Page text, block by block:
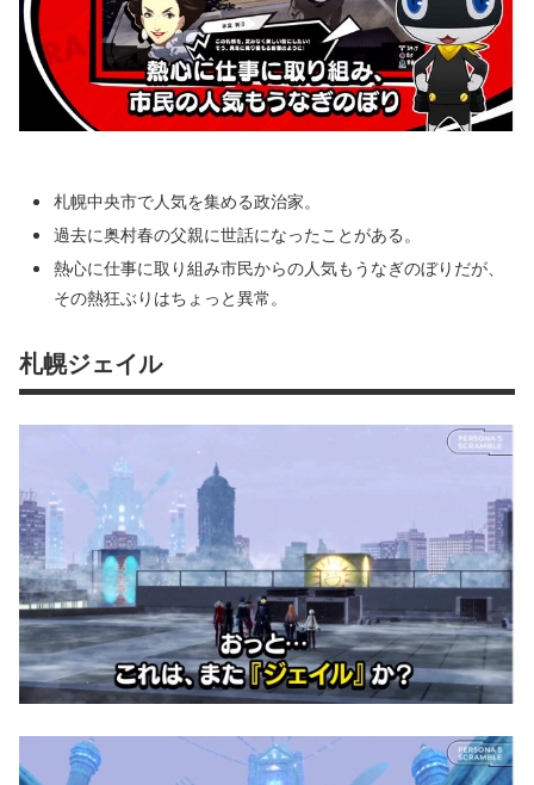
札幌中央市で人気を集める政治家。
過去に奥村春の父親に世話になったことがある。
熱心に仕事に取り組み市民からの人気もうなぎのぼりだが、
その熱狂ぶりはちょっと異常。
札幌ジェイル